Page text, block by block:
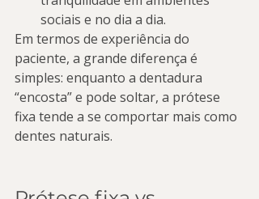
sociais e no dia a dia.
Em termos de experiência do
paciente, a grande diferença é
simples: enquanto a dentadura
“encosta” e pode soltar, a prótese
fixa tende a se comportar mais como
dentes naturais.